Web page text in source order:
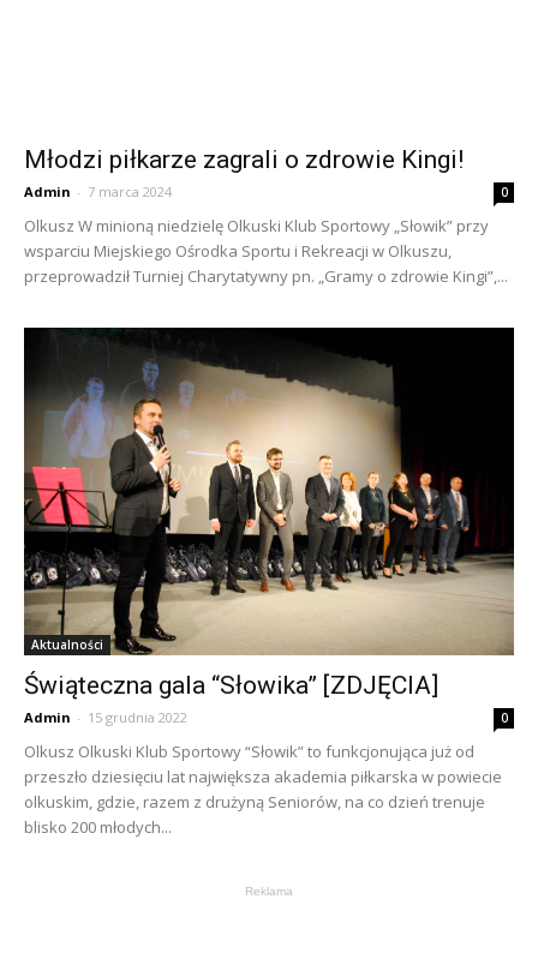
Młodzi piłkarze zagrali o zdrowie Kingi!
Admin - 7 marca 2024 0
Olkusz W minioną niedzielę Olkuski Klub Sportowy „Słowik” przy
wsparciu Miejskiego Ośrodka Sportu i Rekreacji w Olkuszu,
przeprowadził Turniej Charytatywny pn. „Gramy o zdrowie Kingi”,...
Aktualności
Świąteczna gala “Słowika” [ZDJĘCIA]
Admin - 15 grudnia 2022 0
Olkusz Olkuski Klub Sportowy “Słowik” to funkcjonująca już od
przeszło dziesięciu lat największa akademia piłkarska w powiecie
olkuskim, gdzie, razem z drużyną Seniorów, na co dzień trenuje
blisko 200 młodych...
Reklama